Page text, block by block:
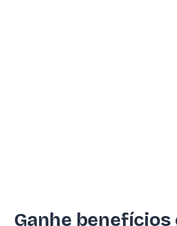
Ganhe benefícios